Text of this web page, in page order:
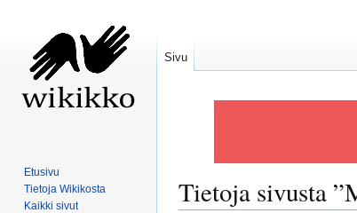
Tietoja sivusta
Sivu
Etusivu
Tietoja Wikikosta
Kaikki sivut